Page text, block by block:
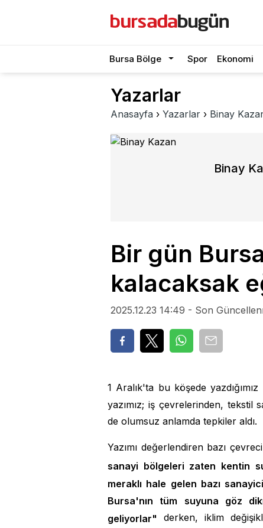
Bursa Bölge Spor Ekonomi
Yazarlar
Anasayfa › Yazarlar › Binay
Binay
Bir gün
2025.12.23 14:49 - Son
1 Aralık'ta bu köşede yazdığımız
yazımız; iş çevrelerinden,
de olumsuz anlamda tepkiler aldı.
Yazımı değerlendiren bazı
sanayi bölgeleri zaten kentin
meraklı hale gelen bazı
Bursa'nın tüm suyuna göz
geliyorlar" derken, iklim